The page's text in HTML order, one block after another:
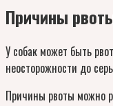
Причины
У собак может быть
неосторожности до
Причины рвоты можно